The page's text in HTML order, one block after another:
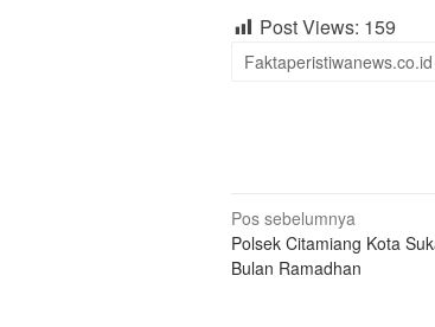
Post Views: 159
Faktaperistiwanews.co.id
Navigasi
pos
Pos sebelumnya
Polsek Citamiang Kota
Bulan Ramadhan